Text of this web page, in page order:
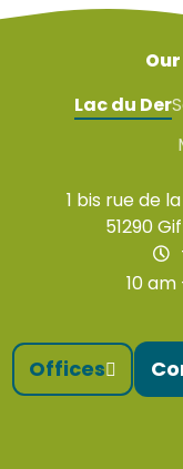
Lac du Der
1 bis rue de
51290
10
Offices